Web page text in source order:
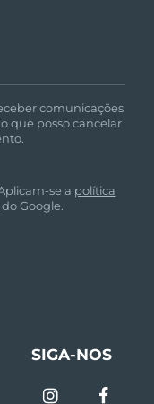
comunicações
que posso cancelar
se a política
do Google.
SIGA-NOS